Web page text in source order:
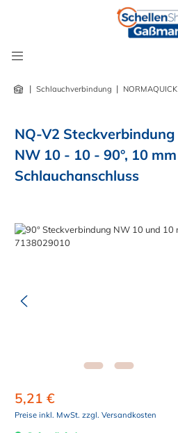
| Schlauchverbindung | NORMAQUICK
NQ-V2 Steckverbindung
NW 10 - 10 - 90°, 10 mm
Schlauchanschluss
Bildergalerie überspringen
5,21 €
Preise inkl. MwSt. zzgl. Versandkosten